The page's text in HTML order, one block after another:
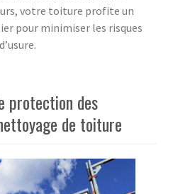
votre toiture profite un
pour minimiser les risques
protection des
de toiture